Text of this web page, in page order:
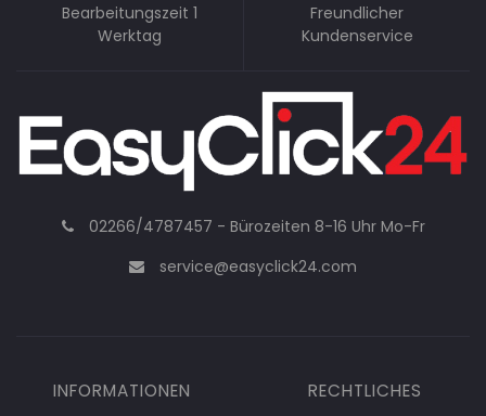
Bearbeitungszeit 1
Werktag
Freundlicher
Kundenservice
02266/4787457 - Bürozeiten 8-16 Uhr Mo-Fr
service@easyclick24.com
INFORMATIONEN RECHTLICHES